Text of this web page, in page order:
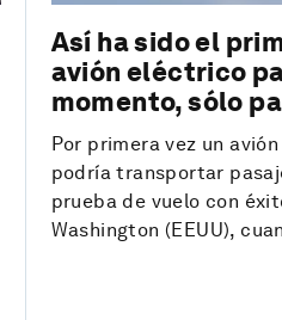
Así ha sido el
avión eléctrico
momento, sólo
Por primera vez un
podría transportar
prueba de vuelo con
Washington (EEUU),